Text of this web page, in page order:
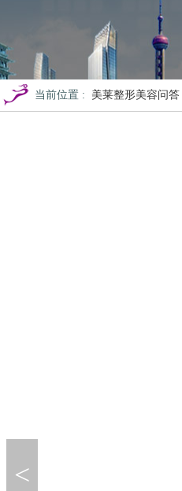
当前位置 : 美莱整形美容问答
<